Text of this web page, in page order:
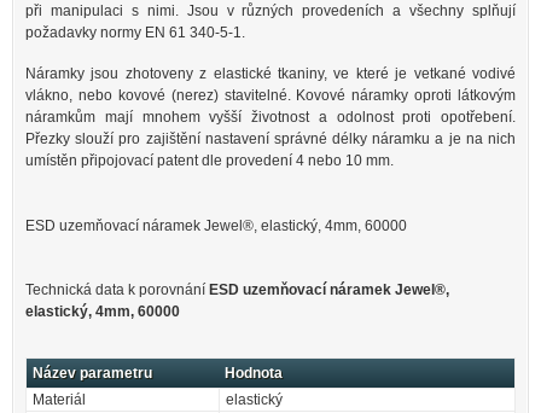
při manipulaci s nimi. Jsou v různých provedeních a všechny splňují
požadavky normy EN 61 340-5-1.
Náramky jsou zhotoveny z elastické tkaniny, ve které je vetkané vodivé
vlákno, nebo kovové (nerez) stavitelné. Kovové náramky oproti látkovým
náramkům mají mnohem vyšší životnost a odolnost proti opotřebení.
Přezky slouží pro zajištění nastavení správné délky náramku a je na nich
umístěn připojovací patent dle provedení 4 nebo 10 mm.
ESD uzemňovací náramek Jewel®, elastický, 4mm, 60000
Technická data k porovnání ESD uzemňovací náramek Jewel®,
elastický, 4mm, 60000
Název parametru
Hodnota
Materiál
elastický